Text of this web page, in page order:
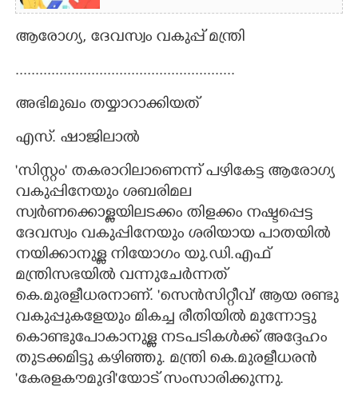
CONTACT US
ആരോഗ്യ,​ ദേവസ്വം വകുപ്പ് മന്ത്രി
.......................................................
അഭിമുഖം തയ്യാറാക്കിയത്
എസ്. ഷാജിലാൽ
'സിസ്റ്റം' തകരാറിലാണെന്ന് പഴികേട്ട ആരോഗ്യ
വകുപ്പിനേയും ശബരിമല
സ്വർണക്കൊള്ളയിലടക്കം തിളക്കം നഷ്ടപ്പെട്ട
ദേവസ്വം വകുപ്പിനേയും ശരിയായ പാതയിൽ
നയിക്കാനുള്ള നിയോഗം യു.ഡി.എഫ്
മന്ത്രിസഭയിൽ വന്നുചേർന്നത്
കെ.മുരളീധരനാണ്. 'സെൻസിറ്റീവ്' ആയ രണ്ടു
വകുപ്പുകളേയും മികച്ച രീതിയിൽ മുന്നോട്ടു
കൊണ്ടുപോകാനുള്ള നടപടികൾക്ക് അദ്ദേഹം
തുടക്കമിട്ടു കഴിഞ്ഞു. മന്ത്രി കെ.മുരളീധരൻ
'കേരളകൗമുദി'യോട് സംസാരിക്കുന്നു.